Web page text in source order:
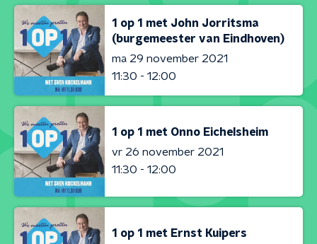
1 op 1 met John Jorritsma
(burgemeester van Eindhoven)
ma 29 november 2021
11:30 - 12:00
1 op 1 met Onno Eichelsheim
vr 26 november 2021
11:30 - 12:00
1 op 1 met Ernst Kuipers